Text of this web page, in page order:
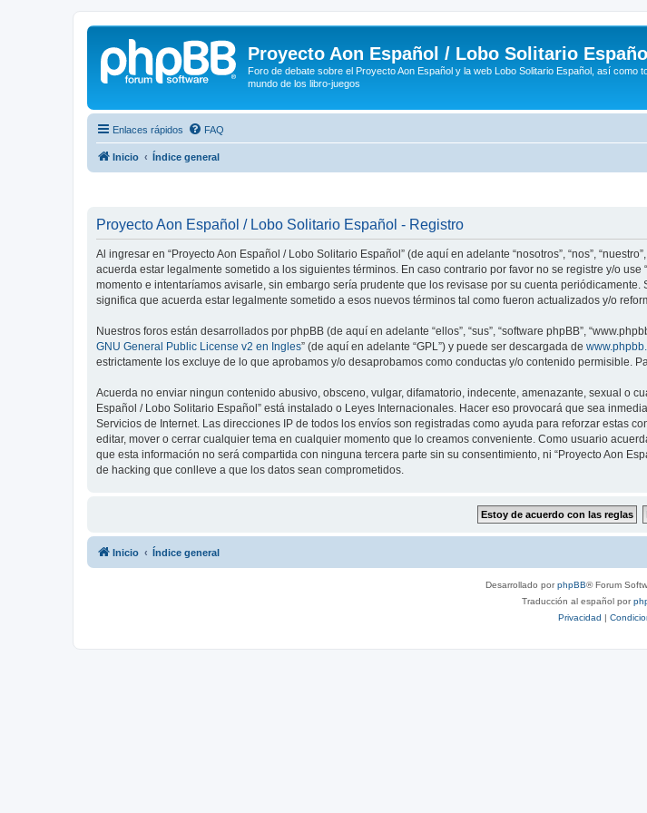
Proyecto Aon Español / Lobo Solitario Español
Foro de debate sobre el Proyecto Aon Español y la web Lobo Solitario Español, así como
mundo de los libro-juegos
Enlaces rápidos FAQ
Inicio Índice general
Proyecto Aon Español / Lobo Solitario Español - Registro
Al ingresar en “Proyecto Aon Español / Lobo Solitario Español” (de aquí en adelante “nosotros”, “nos”,
acuerda estar legalmente sometido a los siguientes términos. En caso contrario por favor no se registre y/o
momento e intentaríamos avisarle, sin embargo sería prudente que los revisase por su cuenta
significa que acuerda estar legalmente sometido a esos nuevos términos tal como fueron actualizados y/o
Nuestros foros están desarrollados por phpBB (de aquí en adelante “ellos”, “sus”, “software phpBB”,
GNU General Public License v2 en Ingles” (de aquí en adelante “GPL”) y puede ser descargada de
estrictamente los excluye de lo que aprobamos y/o desaprobamos como conductas y/o contenido permisible.
Acuerda no enviar ningun contenido abusivo, obsceno, vulgar, difamatorio, indecente, amenazante, sexual o
Español / Lobo Solitario Español” está instalado o Leyes Internacionales. Hacer eso provocará que sea
Servicios de Internet. Las direcciones IP de todos los envíos son registradas como ayuda para reforzar estas
editar, mover o cerrar cualquier tema en cualquier momento que lo creamos conveniente. Como usuario
que esta información no será compartida con ninguna tercera parte sin su consentimiento, ni “Proyecto Aon
de hacking que conlleve a que los datos sean comprometidos.
Inicio Índice general
Desarrollado porphpBB® Forum
Traducción al español por
Privacidad |